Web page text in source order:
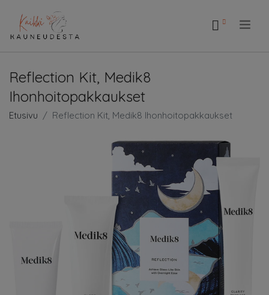
Reflection Kit, Medik8
Ihonhoitopakkaukset
Etusivu Reflection Kit, Medik8 Ihonhoitopakkaukset